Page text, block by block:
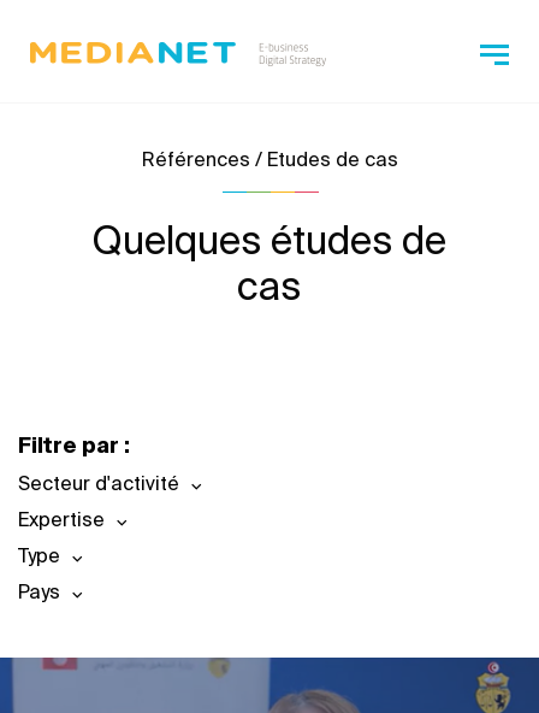
Références / Etudes de cas
Quelques études de
cas
Filtre par :
Secteur d'activité
Expertise
Type
Pays